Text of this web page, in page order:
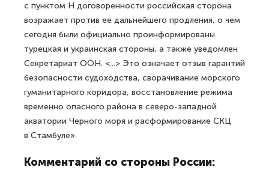
с пунктом Н договоренности российская сторона
возражает против ее дальнейшего продления, о чем
сегодня были официально проинформированы
турецкая и украинская стороны, а также уведомлен
Секретариат ООН. <...> Это означает отзыв гарантий
безопасности судоходства, сворачивание морского
гуманитарного коридора, восстановление режима
временно опасного района в северо-западной
акватории Черного моря и расформирование СКЦ
в Стамбуле».
Комментарий со стороны России: